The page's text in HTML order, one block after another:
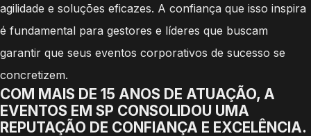
agilidade e soluções eficazes. A confiança que isso inspira
é fundamental para gestores e líderes que buscam
garantir que seus eventos corporativos de sucesso se
concretizem.
COM MAIS DE 15 ANOS DE ATUAÇÃO, A
EVENTOS EM SP CONSOLIDOU UMA
REPUTAÇÃO DE CONFIANÇA E EXCELÊNCIA.